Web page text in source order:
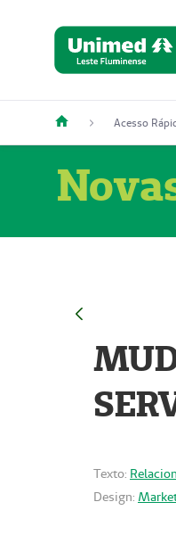
Acesso
Texto:
Design: